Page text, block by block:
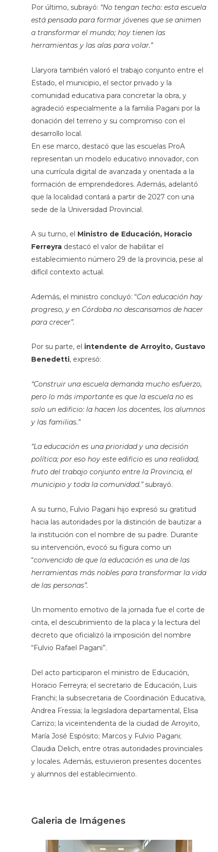
Por último, subrayó: “No tengan techo: esta escuela
está pensada para formar jóvenes que se animen
a transformar el mundo; hoy tienen las
herramientas y las alas para volar.”
Llaryora también valoró el trabajo conjunto entre el
Estado, el municipio, el sector privado y la
comunidad educativa para concretar la obra, y
agradeció especialmente a la familia Pagani por la
donación del terreno y su compromiso con el
desarrollo local.
En ese marco, destacó que las escuelas ProA
representan un modelo educativo innovador, con
una currícula digital de avanzada y orientada a la
formación de emprendedores. Además, adelantó
que la localidad contará a partir de 2027 con una
sede de la Universidad Provincial.
A su turno, el Ministro de Educación, Horacio
Ferreyradestacó el valor de habilitar el
establecimiento número 29 de la provincia, pese al
difícil contexto actual.
Además, el ministro concluyó: “Con educación hay
progreso, y en Córdoba no descansamos de hacer
para crecer”.
Por su parte, el intendente de Arroyito, Gustavo
Benedetti, expresó:
“Construir una escuela demanda mucho esfuerzo,
pero lo más importante es que la escuela no es
solo un edificio: la hacen los docentes, los alumnos
y las familias.”
“La educación es una prioridad y una decisión
política; por eso hoy este edificio es una realidad,
fruto del trabajo conjunto entre la Provincia, el
municipio y toda la comunidad.”subrayó.
A su turno, Fulvio Pagani hijo expresó su gratitud
hacia las autoridades por la distinción de bautizar a
la institución con el nombre de su padre. Durante
su intervención, evocó su figura como un
“convencido de que la educación es una de las
herramientas más nobles para transformar la vida
de las personas”.
Un momento emotivo de la jornada fue el corte de
cinta, el descubrimiento de la placa y la lectura del
decreto que oficializó la imposición del nombre
“Fulvio Rafael Pagani”.
Del acto participaron el ministro de Educación,
Horacio Ferreyra; el secretario de Educación, Luis
Franchi; la subsecretaria de Coordinación Educativa,
Andrea Fressia; la legisladora departamental, Elisa
Carrizo; la viceintendenta de la ciudad de Arroyito,
María José Espósito; Marcos y Fulvio Pagani;
Claudia Delich, entre otras autoridades provinciales
y locales. Además, estuvieron presentes docentes
y alumnos del establecimiento.
Galeria de Imágenes